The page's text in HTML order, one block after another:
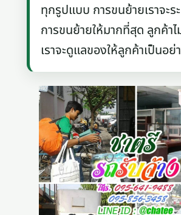
ทุกรูปแบบ การขนย้ายเราจะร
การขนย้ายให้มากที่สุด ลูกค้า
เราจะดูแลของให้ลูกค้าเป็นอ